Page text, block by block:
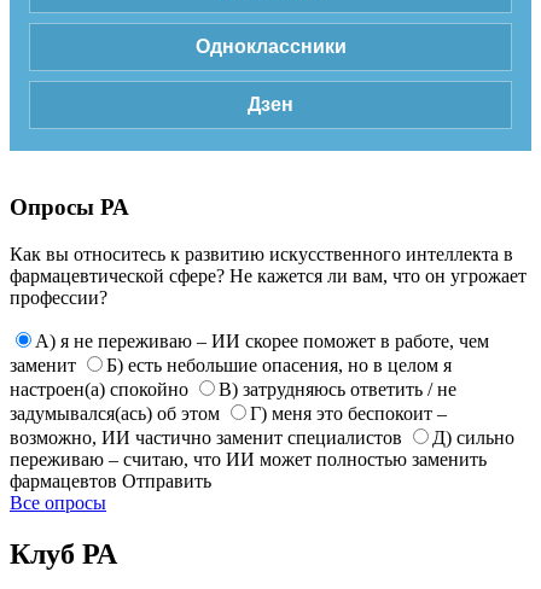
Одноклассники
Дзен
Опросы РА
Как вы относитесь к развитию искусственного интеллекта в
фармацевтической сфере? Не кажется ли вам, что он угрожает
профессии?
А) я не переживаю – ИИ скорее поможет в работе, чем
заменит
Б) есть небольшие опасения, но в целом я
настроен(а) спокойно
В) затрудняюсь ответить / не
задумывался(ась) об этом
Г) меня это беспокоит –
возможно, ИИ частично заменит специалистов
Д) сильно
переживаю – считаю, что ИИ может полностью заменить
фармацевтов Отправить
Все опросы
Клуб РА